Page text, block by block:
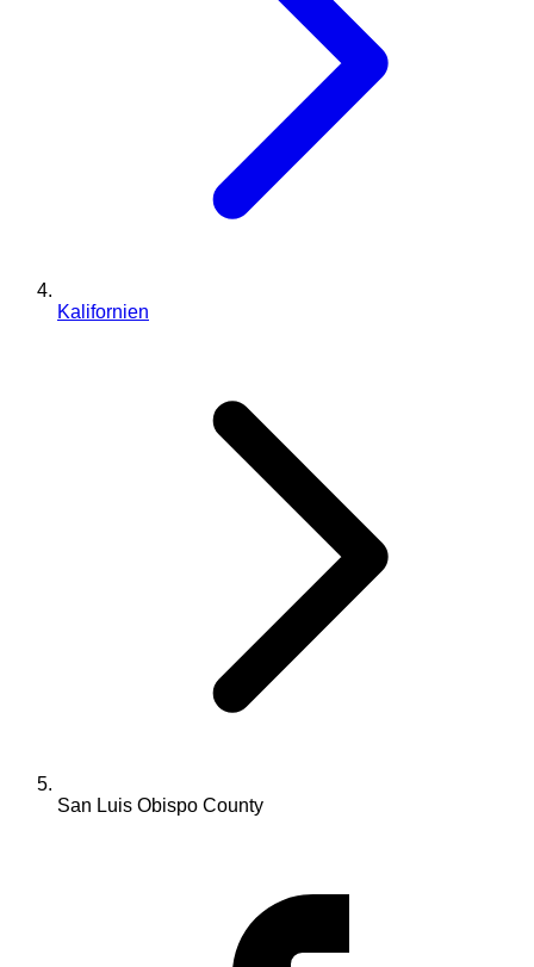
Kalifornien
San Luis Obispo County